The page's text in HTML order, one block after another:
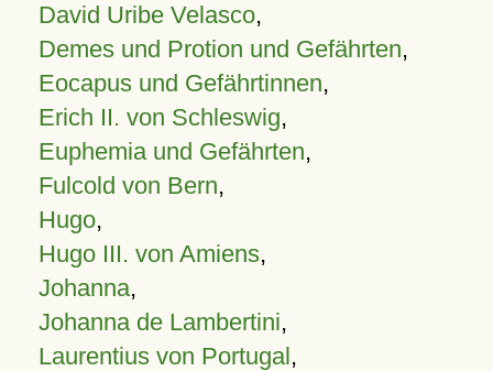
David Uribe Velasco,
Demes und Protion und Gefährten,
Eocapus und Gefährtinnen,
Erich II. von Schleswig,
Euphemia und Gefährten,
Fulcold von Bern,
Hugo,
Hugo III. von Amiens,
Johanna,
Johanna de Lambertini,
Laurentius von Portugal,